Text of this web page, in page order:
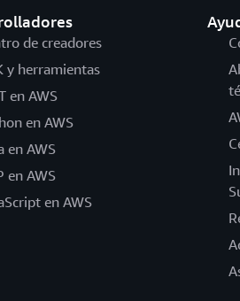
de creadores
y herramientas
en AWS
en AWS
en AWS
en AWS
en AWS